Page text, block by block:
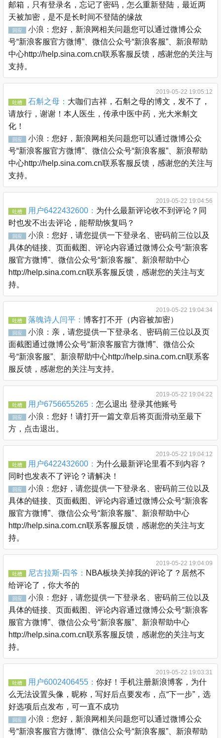
邮箱，只有登录名，忘记了密码，怎么重新登陆，最近两
天被加密，是不是长时间不登陆的缘故
回应 小浪： 您好，新浪网相关问题您可以通过微博公众
号“新浪客服官方微博”、微信公众号“新浪客服”、新浪帮助
中心http://help.sina.com.cn联系客服反馈，感谢您的关注与
支持。
2019-05-22 19:05:12
吐槽 石斛之母： 大咖们吉祥，石斛之母的博文，发不了，
请放行，谢谢！本人医生，传承中医中药，光大米斛文
化！
回应 小浪： 您好，新浪网相关问题您可以通过微博公众
号“新浪客服官方微博”、微信公众号“新浪客服”、新浪帮助
中心http://help.sina.com.cn联系客服反馈，感谢您的关注与
支持。
2019-05-22 19:04:56
吐槽 用户6422432600： 为什么最新评论收不到评论？同
时也发不出去评论，能帮助恢复吗？
回应 小浪： 您好，请您提供一下登录名、密码前三位以及
具体的链接、页面截图、评论内容通过微博公众号“新浪客
服官方微博”、微信公众号“新浪客服”、新浪帮助中心
http://help.sina.com.cn联系客服反馈，感谢您的关注与支
持。
2019-05-22 19:04:34
吐槽 落魄诗人闫平： 博客打不开（内容被加密）
回应 小浪： 亲，请您提供一下登录名、密码前三位以及页
面截图通过微博公众号“新浪客服官方微博”、微信公众
号“新浪客服”、新浪帮助中心http://help.sina.com.cn联系客
服反馈，感谢您的关注与支持。
2019-05-22 19:04:22
吐槽 用户6756655265： 怎么退出 登录其他账号
回应 小浪： 您好！请打开一篇文章后将页面滑动至最下
方，点击退出。
2019-05-22 19:04:12
吐槽 用户6422432600： 为什么最新评论里看不到内容？
同时也发表不了评论？请解决！
回应 小浪： 您好，请您提供一下登录名、密码前三位以及
具体的链接、页面截图、评论内容通过微博公众号“新浪客
服官方微博”、微信公众号“新浪客服”、新浪帮助中心
http://help.sina.com.cn联系客服反馈，感谢您的关注与支
持。
2019-05-22 19:04:09
吐槽 尼古拉斯-四爷： NBA板块关掉我的评论了？居然不
给评论了，你大爷的
回应 小浪： 您好，请您提供一下登录名、密码前三位以及
具体的链接、页面截图、评论内容通过微博公众号“新浪客
服官方微博”、微信公众号“新浪客服”、新浪帮助中心
http://help.sina.com.cn联系客服反馈，感谢您的关注与支
持。
2019-05-22 19:03:31
吐槽 用户6002406455： 你好！手机注册新浪博客，为什
么无法设置头像，昵称，写好后点要发布，点“下一步”，选
好选项后点发布，可一直不成功
回应 小浪： 您好，新浪网相关问题您可以通过微博公众
号“新浪客服官方微博”、微信公众号“新浪客服”、新浪帮助